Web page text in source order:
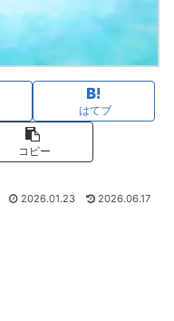
はてブ
コピー
2026.01.23 2026.06.17